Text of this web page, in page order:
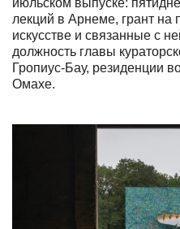
лекций в Арнеме, грант на
искусстве и связанные с
должность главы
Гропиус-Бау, резиденции
Омахе.